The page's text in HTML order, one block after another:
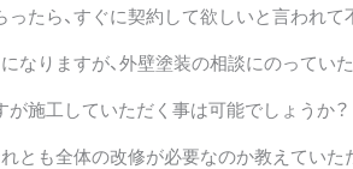
たら、すぐに契約して欲しいと言われて
なりますが、外壁塗装の相談にのってい
施工していただく事は可能でしょうか？
とも全体の改修が必要なのか教えていた